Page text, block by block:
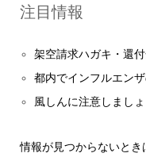
注目情報
架空請求ハガキ・還
都内でインフルエン
風しんに注意しましょ
情報が見つからないとき